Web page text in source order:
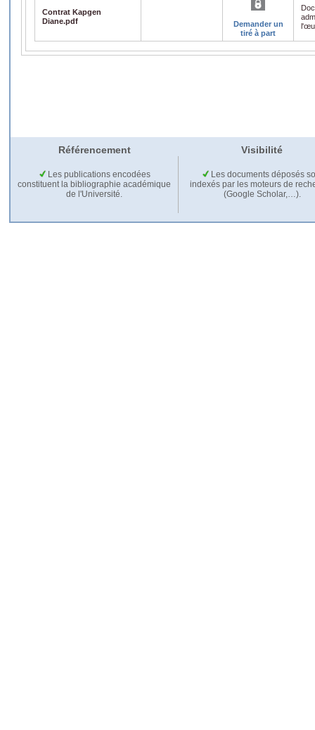
Contrat Kapgen
Diane.pdf
Demander un
tiré à part
Référencement Visibilité
Les publications encodées
constituent la bibliographie académique
de l'Université.
Les documents déposés
indexés par les moteurs de
(Google Scholar,…).